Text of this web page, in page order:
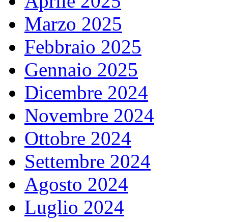
Marzo 2025
Febbraio 2025
Gennaio 2025
Dicembre 2024
Novembre 2024
Ottobre 2024
Settembre 2024
Agosto 2024
Luglio 2024